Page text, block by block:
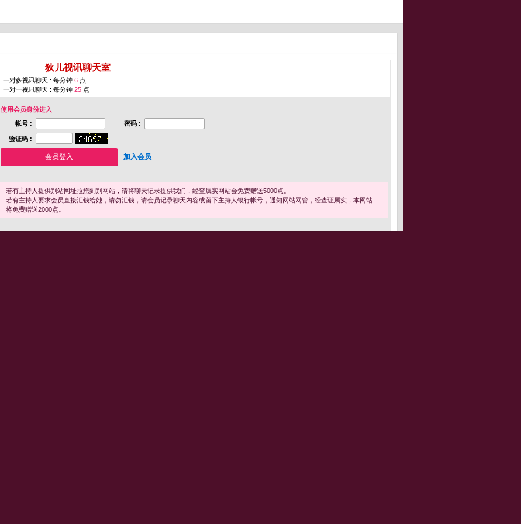
狄儿视讯聊天室
一对多视讯聊天 : 每分钟 6 点
一对一视讯聊天 : 每分钟 25 点
使用会员身份进入
帐号 :
密码 :
验证码 :
加入会员
若有主持人提供别站网址拉您到别网站，请将聊天记录提供我们，经查属实网站会免费赠送5000点。
若有主持人要求会员直接汇钱给她，请勿汇钱，请会员记录聊天内容或留下主持人银行帐号，通知网站网管，经查证属实，本网站
将免费赠送2000点。